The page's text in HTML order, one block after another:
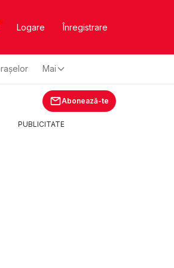
Logare Înregistrare
Mai
Abonează-te
PUBLICITATE